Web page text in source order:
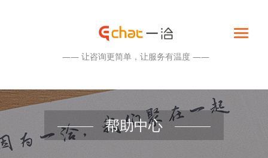
—— 让咨询更简单，让服务有温度 ——
帮助中心